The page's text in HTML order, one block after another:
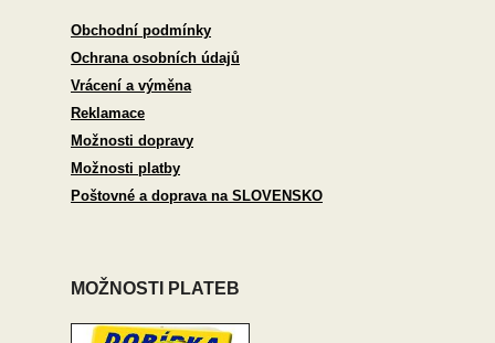
Obchodní podmínky
Ochrana osobních údajů
Vrácení a výměna
Reklamace
Možnosti dopravy
Možnosti platby
Poštovné a doprava na SLOVENSKO
MOŽNOSTI PLATEB